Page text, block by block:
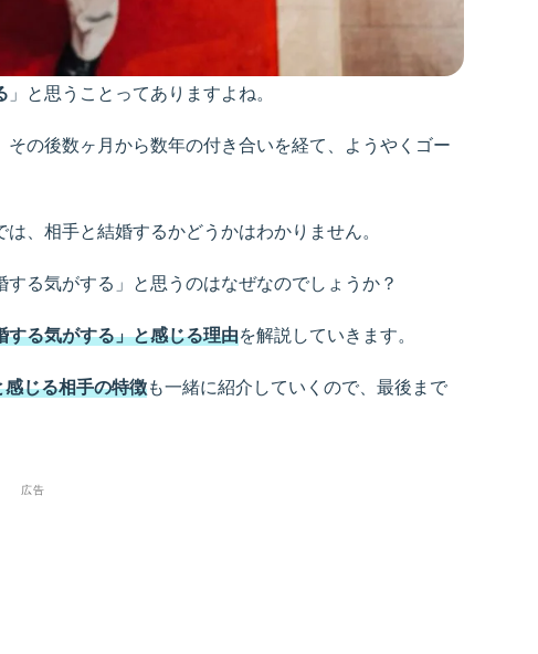
」と思うことってありますよね。
の後数ヶ月から数年の付き合いを経て、ようやくゴー
、相手と結婚するかどうかはわかりません。
る気がする」と思うのはなぜなのでしょうか？
る気がする」と感じる理由を解説していきます。
じる相手の特徴も一緒に紹介していくので、最後まで
広告